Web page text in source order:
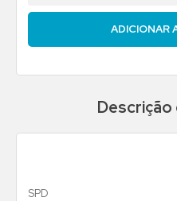
ADICIONAR
SPD